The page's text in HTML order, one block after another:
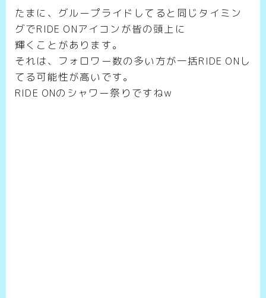
たまに、グループライドしてると同じタイミン
グでRIDE ONアイコンが皆の頭上に
輝くことがあります。
それは、フォロワー数の多い方が一括RIDE ONし
てる可能性が高いです。
RIDE ONのシャワー祭りですねw